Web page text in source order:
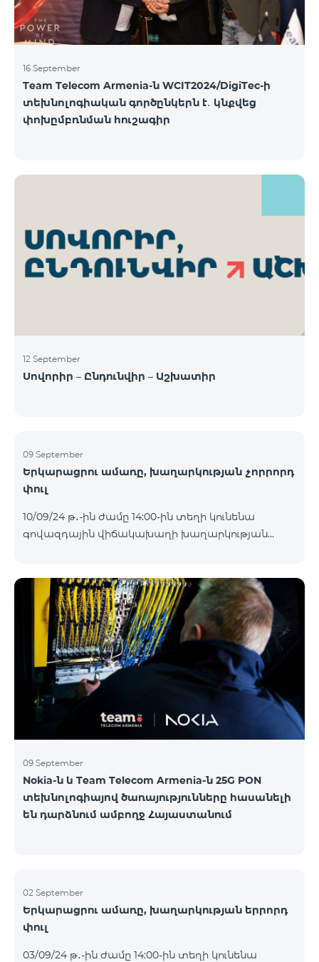
պայմաններ՝
https://www.telecomarmenia.am/hy/B2S?s
16 September
Team Telecom Armenia-ն WCIT2024/DigiTec-ի
տեխնոլոգիական գործընկերն է․ կնքվեց
փոխըմբռնման հուշագիր
12 September
Սովորիր – Ընդունվիր – Աշխատիր
09 September
Երկարացրու ամառը, խաղարկության չորրորդ
փուլ
10/09/24 թ․-ին ժամը 14:00-ին տեղի կունենա
գովազդային վիճակախաղի խաղարկության
պրոմոյի շրջանակներում տրամադրվող SIM
քարտի` TeamTok կանխավճարային
սակագնային փաթեթի հեռախոսահամարով։
Հաղթող հեռախոսահամարներն ընտրվելու են
պատահական թվերի գեներատորի միջոցով։
Հետևեք մեզ Team-ի Facebook-յան և YouTube-յան
ալիքների պաշտոնական էջերում: Մանրամասն
պայմաններ՝
https://www.telecomarmenia.am/hy/B2S?s
09 September
Nokia-ն և Team Telecom Armenia-ն 25G PON
տեխնոլոգիայով ծառայությունները հասանելի
են դարձնում ամբողջ Հայաստանում
02 September
Երկարացրու ամառը, խաղարկության երրորդ
փուլ
03/09/24 թ․-ին ժամը 14:00-ին տեղի կունենա